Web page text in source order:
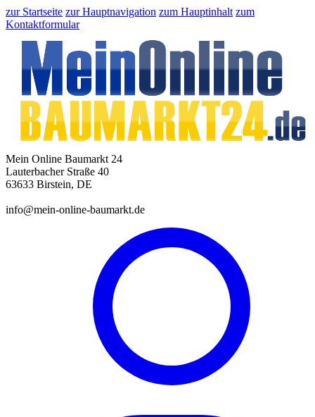
zur Startseite zur Hauptnavigation zum Hauptinhalt zum
Kontaktformular
Mein Online Baumarkt 24
Lauterbacher Straße 40
63633 Birstein, DE
info@mein-online-baumarkt.de